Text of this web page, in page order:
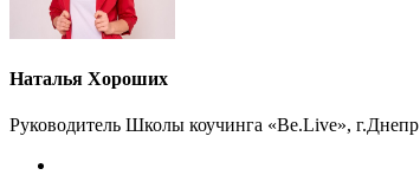
Наталья Хороших
Руководитель Школы коучинга «Be.Live», г.Днепр